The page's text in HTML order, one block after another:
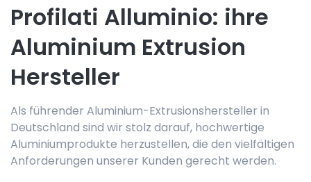
Profilati Alluminio: ihre
Aluminium Extrusion
Hersteller
Als führender Aluminium-Extrusionshersteller in
Deutschland sind wir stolz darauf, hochwertige
Aluminiumprodukte herzustellen, die den vielfältigen
Anforderungen unserer Kunden gerecht werden.